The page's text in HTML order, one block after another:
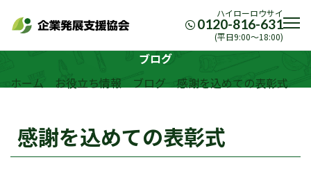
ハイローロウサイ
0120-816-631
(平日9:00〜18:00)
ブログ
ホーム
お役立ち情報 ブログ 感謝を込めての表彰式
感謝を込めての表彰式